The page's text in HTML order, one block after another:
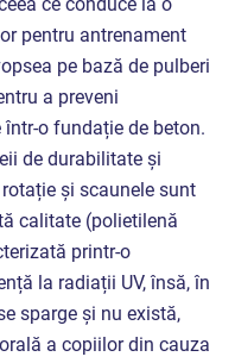
ce conduce la o
pentru antrenament
pe bază de pulberi
a preveni
o fundație de beton.
de durabilitate și
și scaunele sunt
calitate (polietilenă
printr-o
la radiații UV, însă, în
sparge și nu există,
a copiilor din cauza